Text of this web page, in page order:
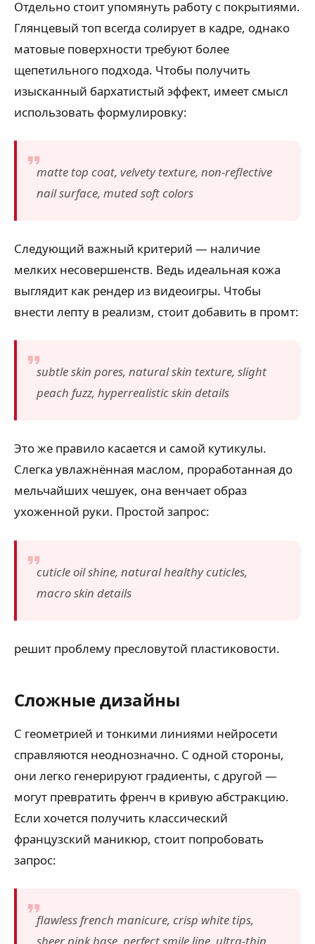
Отдельно стоит упомянуть работу с покрытиями.
Глянцевый топ всегда солирует в кадре, однако
матовые поверхности требуют более
щепетильного подхода. Чтобы получить
изысканный бархатистый эффект, имеет смысл
использовать формулировку:
matte top coat, velvety texture, non-reflective
nail surface, muted soft colors
Следующий важный критерий — наличие
мелких несовершенств. Ведь идеальная кожа
выглядит как рендер из видеоигры. Чтобы
внести лепту в реализм, стоит добавить в промт:
subtle skin pores, natural skin texture, slight
peach fuzz, hyperrealistic skin details
Это же правило касается и самой кутикулы.
Слегка увлажнённая маслом, проработанная до
мельчайших чешуек, она венчает образ
ухоженной руки. Простой запрос:
cuticle oil shine, natural healthy cuticles,
macro skin details
решит проблему пресловутой пластиковости.
Сложные дизайны
С геометрией и тонкими линиями нейросети
справляются неоднозначно. С одной стороны,
они легко генерируют градиенты, с другой —
могут превратить френч в кривую абстракцию.
Если хочется получить классический
французский маникюр, стоит попробовать
запрос:
flawless french manicure, crisp white tips,